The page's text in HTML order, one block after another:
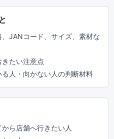
JANコード、サイズ、素材な
たい注意点
人・向かない人の判断材料
ら店舗へ行きたい人